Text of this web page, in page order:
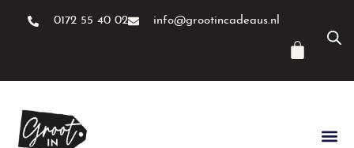
0172 55 40 02 info@grootincadeaus.nl